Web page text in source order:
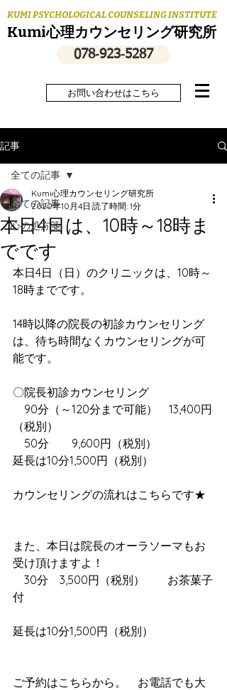
KUMI PSYCHOLOGICAL COUNSELING INSTITUTE
Kumi心理カウンセリング研究所
078‐923‐5287
お問い合わせはこちら
記事
全ての記事
心の処方箋
全ての記事
本日4日は、10時～18時ま
でです
Kumi心理カウンセリング研究所
2020年10月4日 読了時間: 1分
本日4日（日）のクリニックは、10時～
18時までです。
14時以降の院長の初診カウンセリング
は、待ち時間なくカウンセリングが可
能です。
〇院長初診カウンセリング
90分（～120分まで可能）　13,400円
（税別）
50分　　9,600円（税別）
延長は10分1,500円（税別）
カウンセリングの流れはこちらです★
また、本日は院長のオーラソーマもお
受け頂けますよ！
30分　3,500円（税別）　　お茶菓子
付
延長は10分1,500円（税別）
ご予約はこちらから。　お電話でも大